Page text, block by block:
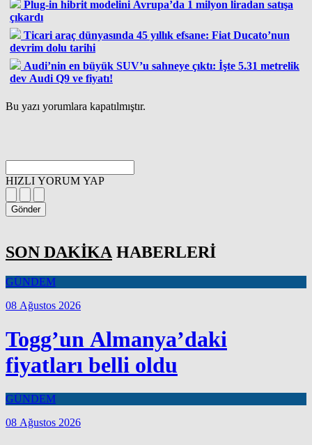
Plug-in hibrit modelini Avrupa’da 1 milyon liradan satışa
çıkardı
Ticari araç dünyasında 45 yıllık efsane: Fiat Ducato’nun
devrim dolu tarihi
Audi’nin en büyük SUV’u sahneye çıktı: İşte 5.31 metrelik
dev Audi Q9 ve fiyatı!
Bu yazı yorumlara kapatılmıştır.
HIZLI YORUM YAP
Gönder
SON DAKİKA HABERLERİ
GÜNDEM
08 Ağustos 2026
Togg’un Almanya’daki
fiyatları belli oldu
GÜNDEM
08 Ağustos 2026